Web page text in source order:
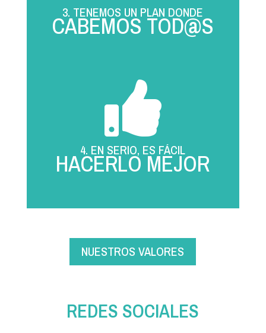
3. TENEMOS UN PLAN DONDE
CABEMOS TOD@S

4. EN SERIO, ES FÁCIL
HACERLO MEJOR
NUESTROS VALORES
REDES SOCIALES